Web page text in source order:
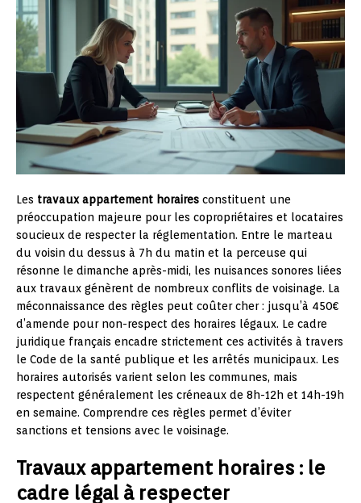
Les travaux appartement horaires constituent une
préoccupation majeure pour les copropriétaires et locataires
soucieux de respecter la réglementation. Entre le marteau
du voisin du dessus à 7h du matin et la perceuse qui
résonne le dimanche après-midi, les nuisances sonores liées
aux travaux génèrent de nombreux conflits de voisinage. La
méconnaissance des règles peut coûter cher : jusqu’à 450€
d’amende pour non-respect des horaires légaux. Le cadre
juridique français encadre strictement ces activités à travers
le Code de la santé publique et les arrêtés municipaux. Les
horaires autorisés varient selon les communes, mais
respectent généralement les créneaux de 8h-12h et 14h-19h
en semaine. Comprendre ces règles permet d’éviter
sanctions et tensions avec le voisinage.
Travaux appartement horaires : le
cadre légal à respecter